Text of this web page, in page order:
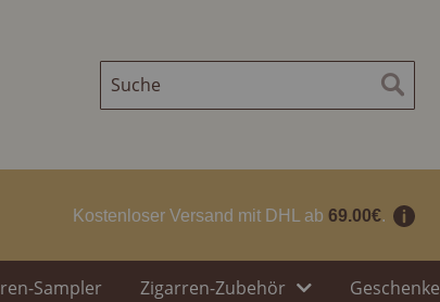
Suche
Kostenloser Versand mit DHL ab 69.00€.
Sampler Zigarren-Zubehör Geschenke